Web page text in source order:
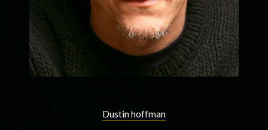
Dustin hoffman